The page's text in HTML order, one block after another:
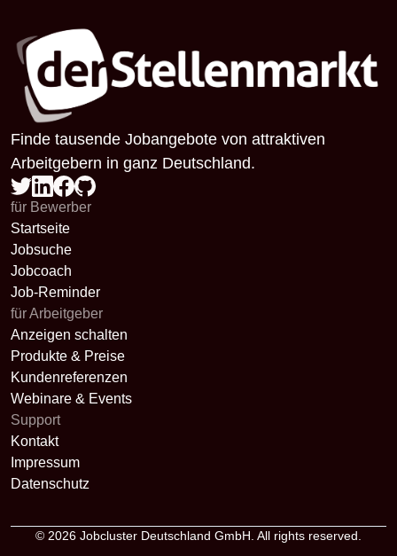
Finde tausende Jobangebote von attraktiven
Arbeitgebern in ganz Deutschland.
für Bewerber
Startseite
Jobsuche
Jobcoach
Job-Reminder
für Arbeitgeber
Anzeigen schalten
Produkte & Preise
Kundenreferenzen
Webinare & Events
Support
Kontakt
Impressum
Datenschutz
© 2026 Jobcluster Deutschland GmbH. All rights reserved.